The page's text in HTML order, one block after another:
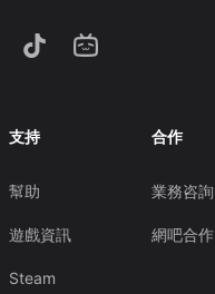
支持
幫助
遊戲資訊
Steam
合作
業務咨詢
網吧合作